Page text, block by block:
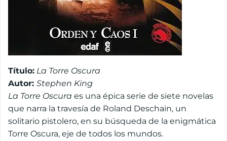
Título: La Torre Oscura
Autor: Stephen King
La Torre Oscura es una épica serie de siete novelas
que narra la travesía de Roland Deschain, un
solitario pistolero, en su búsqueda de la enigmática
Torre Oscura, eje de todos los mundos.